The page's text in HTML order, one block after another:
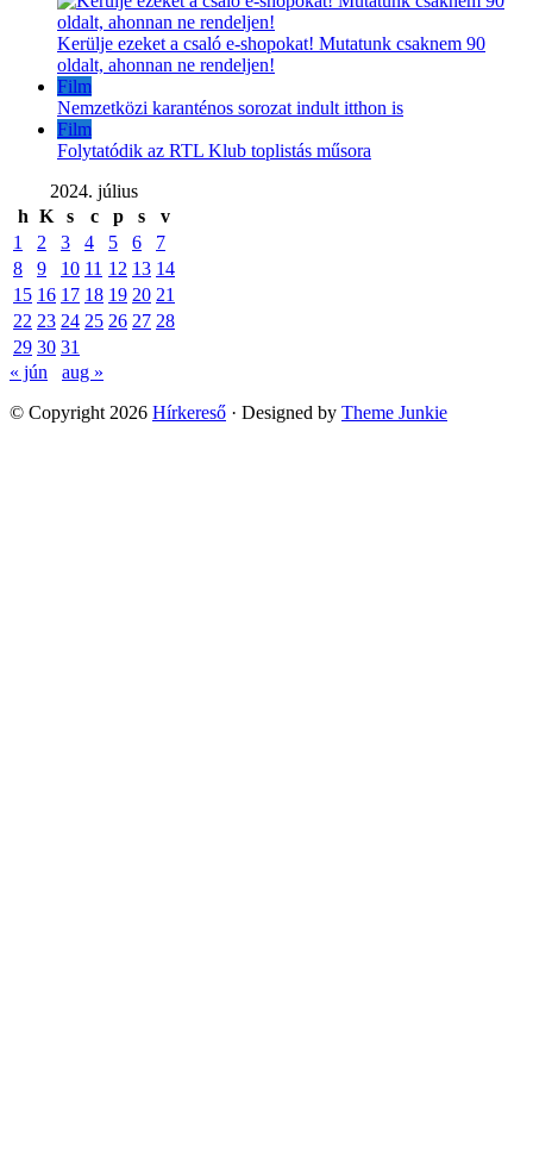
Kerülje ezeket a csaló e-shopokat! Mutatunk csaknem 90
oldalt, ahonnan ne rendeljen!
Film
Nemzetközi karanténos sorozat indult itthon is
Film
Folytatódik az RTL Klub toplistás műsora
2024. július
h K s c p s
v
1
2 3 4 5 6
7
8
9 10 11 12 13 14
15 16 17 18 19 20 21
22 23 24 25 26 27 28
29 30 31
« jún
aug »
© Copyright 2026 Hírkereső · Designed by Theme Junkie